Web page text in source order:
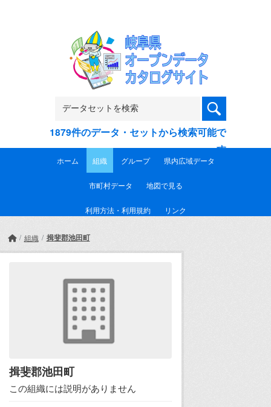
1879件のデータ・セットから検索可能で
す
ホーム 組織 グループ 県内広域データ
市町村データ 地図で見る
利用方法・利用規約 リンク
組織 揖斐郡池田町
揖斐郡池田町
この組織には説明がありません